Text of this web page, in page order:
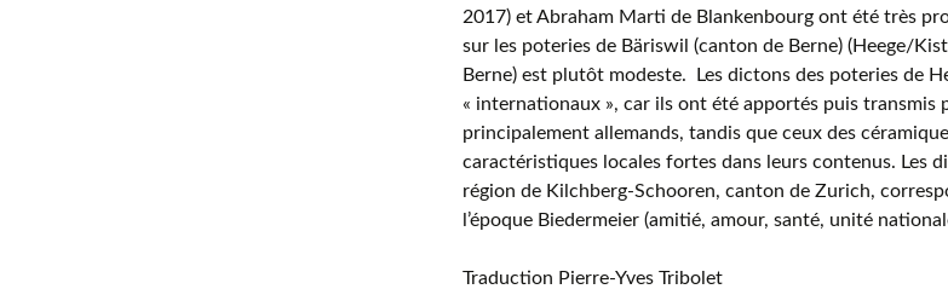
2017) et Abraham Marti de Blankenbourg ont été très
sur les poteries de Bäriswil (canton de Berne) (Heege/
Berne) est plutôt modeste. Les dictons des poteries de
« internationaux », car ils ont été apportés puis transmis
principalement allemands, tandis que ceux des
caractéristiques locales fortes dans leurs contenus. Les
région de Kilchberg-Schooren, canton de Zurich,
l’époque Biedermeier (amitié, amour, santé, unité
Traduction Pierre-Yves Tribolet